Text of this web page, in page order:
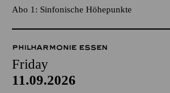
Abo 1: Sinfonische Höhepunkte
PHILHARMONIE ESSEN
Friday
11.09.2026